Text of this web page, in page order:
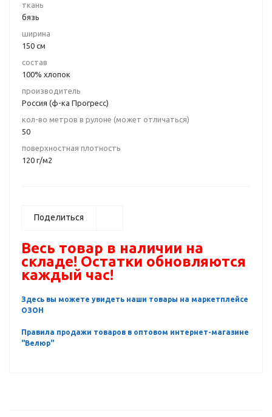
ткань
бязь
ширина
150 см
состав
100% хлопок
производитель
Россия (ф-ка Прогресс)
кол-во метров в рулоне (может отличаться)
50
поверхностная плотность
120 г/м2
Поделиться
Весь товар в наличии на
складе! Остатки обновляются
каждый час!
Здесь вы можете увидеть наши товары на маркетплейсе
ОЗОН
Правила продажи товаров в оптовом интернет-магазине
"Велюр"